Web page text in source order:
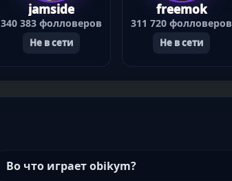
jamside
340 383 фолловеров
Не в сети
freemok
311 720 фолловеров
Не в сети
Во что играет obikym?